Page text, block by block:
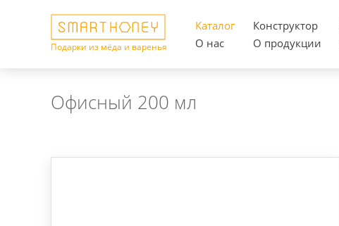
Подарки из мёда и варенья
Каталог Конструктор
О нас
О продукции
Офисный 200 мл